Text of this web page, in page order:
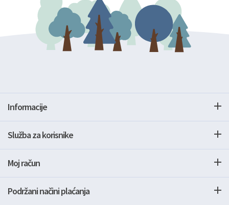
Informacije
Služba za korisnike
Moj račun
Podržani načini plaćanja